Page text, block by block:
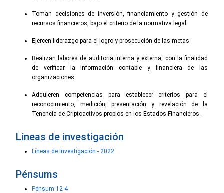
Toman decisiones de inversión, financiamiento y gestión de
recursos financieros, bajo el criterio de la normativa legal.
Ejercen liderazgo para el logro y prosecución de las metas.
Realizan labores de auditoria interna y externa, con la finalidad
de verificar la información contable y financiera de las
organizaciones.
Adquieren competencias para establecer criterios para el
reconocimiento, medición, presentación y revelación de la
Tenencia de Criptoactivos propios en los Estados Financieros.
Líneas de investigación
Líneas de Investigación - 2022
Pénsums
Pénsum 12-4